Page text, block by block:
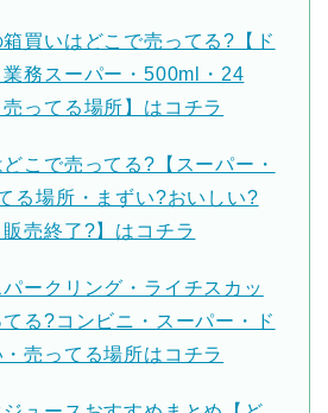
買いはどこで売ってる?【ド
務スーパー・500ml・24
ってる場所】はコチラ
こで売ってる?【スーパー・
る場所・まずい?おいしい?
売終了?】はコチラ
ークリング・ライチスカッ
る?コンビニ・スーパー・ド
売ってる場所はコチラ